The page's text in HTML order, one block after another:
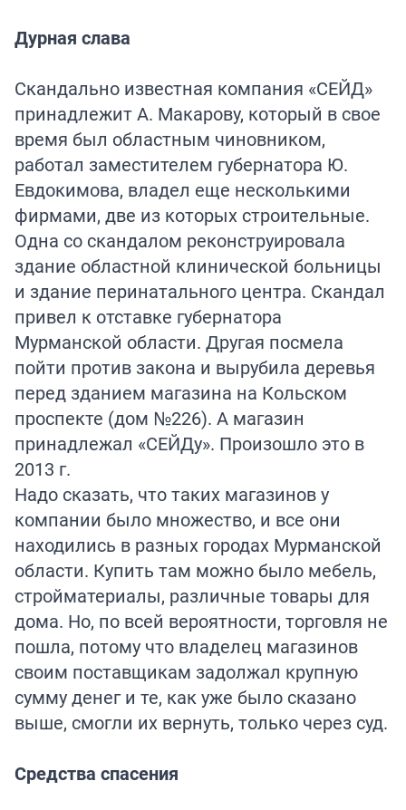
Дурная слава
Скандально известная компания «СЕЙД»
принадлежит А. Макарову, который в свое
время был областным чиновником,
работал заместителем губернатора Ю.
Евдокимова, владел еще несколькими
фирмами, две из которых строительные.
Одна со скандалом реконструировала
здание областной клинической больницы
и здание перинатального центра. Скандал
привел к отставке губернатора
Мурманской области. Другая посмела
пойти против закона и вырубила деревья
перед зданием магазина на Кольском
проспекте (дом №226). А магазин
принадлежал «СЕЙДу». Произошло это в
2013 г.
Надо сказать, что таких магазинов у
компании было множество, и все они
находились в разных городах Мурманской
области. Купить там можно было мебель,
стройматериалы, различные товары для
дома. Но, по всей вероятности, торговля не
пошла, потому что владелец магазинов
своим поставщикам задолжал крупную
сумму денег и те, как уже было сказано
выше, смогли их вернуть, только через суд.
Средства спасения